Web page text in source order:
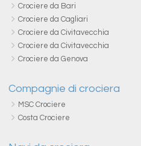
Crociere da Bari
Crociere da Cagliari
Crociere da Civitavecchia
Crociere da Civitavecchia
Crociere da Genova
Compagnie di crociera
MSC Crociere
Costa Crociere